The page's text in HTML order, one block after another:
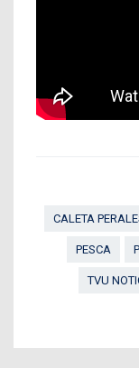
CALETA
PESCA
TVU